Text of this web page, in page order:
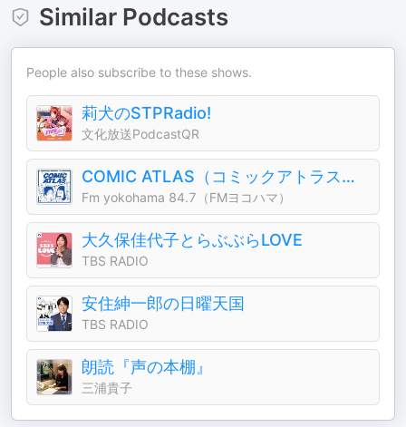
Similar Podcasts
People also subscribe to these shows.
莉犬のSTPRadio!
文化放送PodcastQR
COMIC ATLAS（コミックアトラス）| 漫画podcast
Fm yokohama 84.7（FMヨコハマ）
大久保佳代子とらぶぶらLOVE
TBS RADIO
安住紳一郎の日曜天国
TBS RADIO
朗読『声の本棚』
三浦貴子